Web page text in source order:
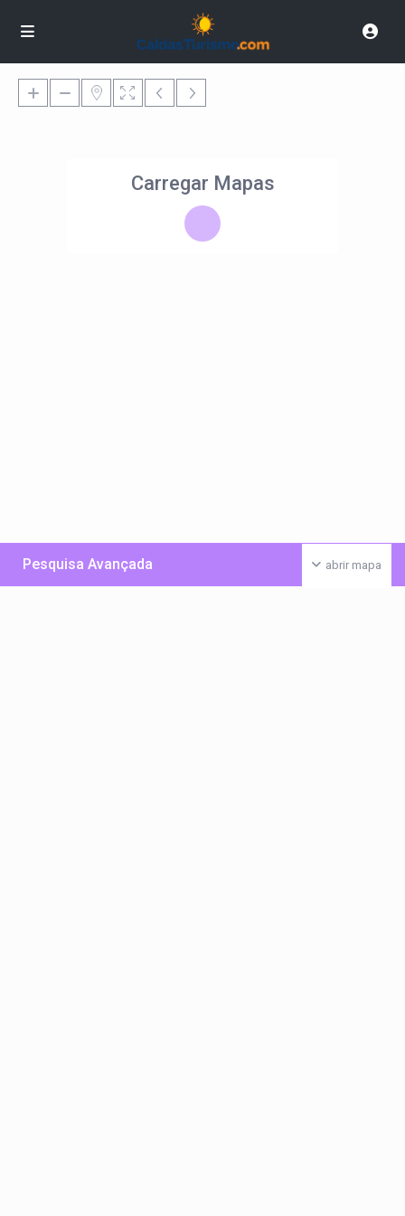
Carregar Mapas
abrir mapa
Pesquisa Avançada